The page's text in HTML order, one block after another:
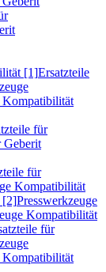
[1]Ersatzteile
Kompatibilität
für
Geberit
für
Kompatibilität
[2]Presswerkzeuge
Kompatibilität
für
Kompatibilität